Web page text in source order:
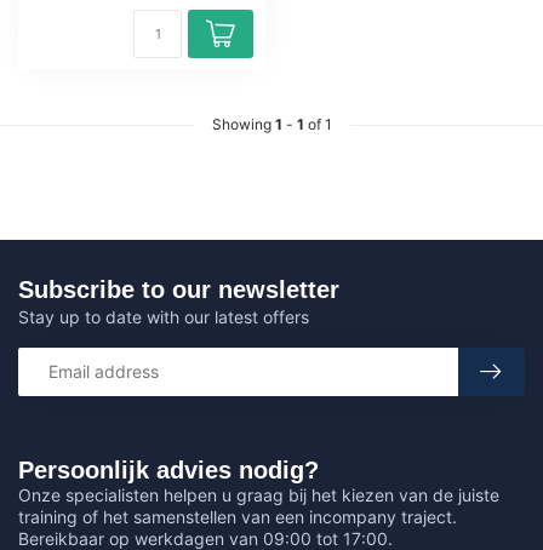
Showing 1 - 1 of 1
Persoonlijk advies nodig?
Onze specialisten helpen u graag bij het kiezen van de juiste
training of het samenstellen van een incompany traject.
Bereikbaar op werkdagen van 09:00 tot 17:00.
Subscribe to our newsletter
Stay up to date with our latest offers